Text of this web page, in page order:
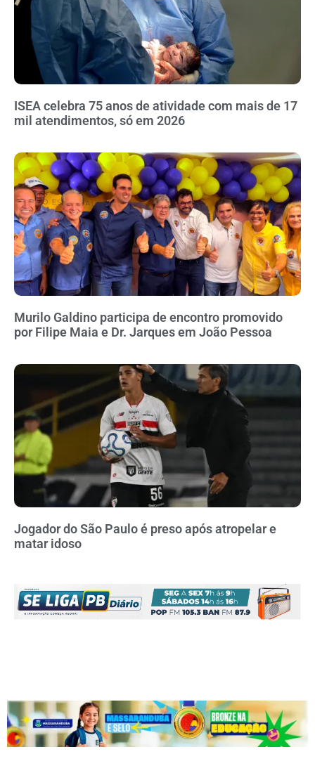
ISEA celebra 75 anos de atividade com mais de 17
mil atendimentos, só em 2026
Murilo Galdino participa de encontro promovido
por Filipe Maia e Dr. Jarques em João Pessoa
Jogador do São Paulo é preso após atropelar e
matar idoso